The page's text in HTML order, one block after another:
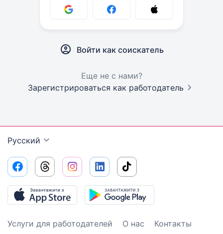
Войти как соискатель
Еще не с нами?
Зарегистрироваться как работодатель
Русский
Услуги для работодателей О нас
Контакты